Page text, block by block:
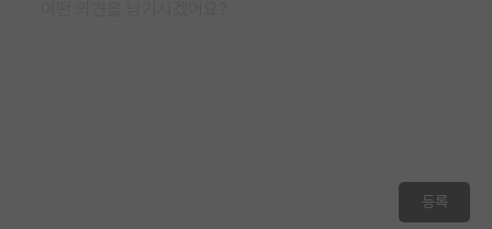
등록